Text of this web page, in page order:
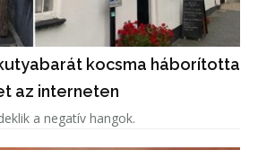
kocsma háborította
az interneten
a negatív hangok.